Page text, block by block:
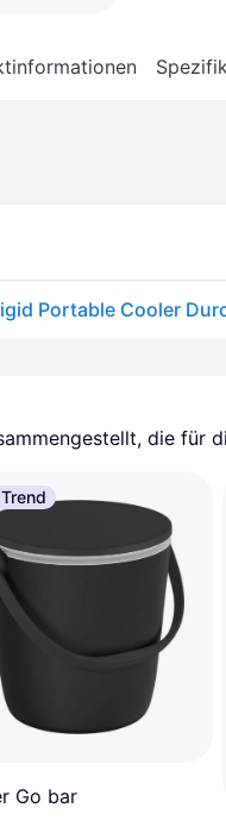
die für
Go bar